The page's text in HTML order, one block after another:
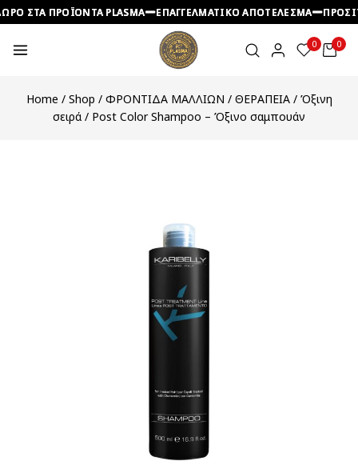
ΣΤΑ ΠΡΟΪΟΝΤΑ PLASMA ΕΠΑΓΓΕΛΜΑΤΙΚΟ ΑΠΟΤΕΛΕΣΜΑ
ΣΤΑ ΠΡΟΪΟΝΤΑ PLASMA ΕΠΑΓΓΕΛΜΑΤΙΚΟ ΑΠΟΤΕΛΕΣΜΑ
ΣΤΑ ΠΡΟΪΟΝΤΑ PLASMA ΕΠΑΓΓΕΛΜΑΤΙΚΟ ΑΠΟΤΕΛΕΣΜΑ
0 0
Home / Shop / ΦΡΟΝΤΙΔΑ ΜΑΛΛΙΩΝ / ΘΕΡΑΠΕΙΑ / Όξινη
σειρά / Post Color Shampoo – Όξινο σαμπουάν